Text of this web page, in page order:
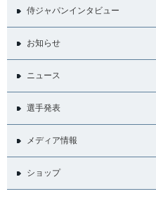
侍ジャパンインタビュー
お知らせ
ニュース
選手発表
メディア情報
ショップ